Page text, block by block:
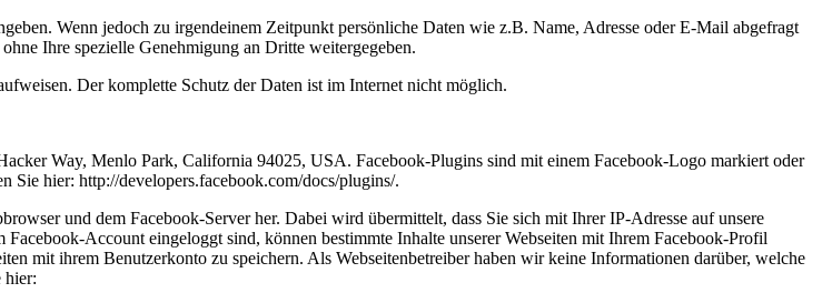
Wenn jedoch zu irgendeinem Zeitpunkt persönliche Daten wie z.B. Name, Adresse oder E-Mail abgefragt
Ihre spezielle Genehmigung an Dritte weitergegeben.
Der komplette Schutz der Daten ist im Internet nicht möglich.
Way, Menlo Park, California 94025, USA. Facebook-Plugins sind mit einem Facebook-Logo markiert oder
hier: http://developers.facebook.com/docs/plugins/.
und dem Facebook-Server her. Dabei wird übermittelt, dass Sie sich mit Ihrer IP-Adresse auf unsere
Account eingeloggt sind, können bestimmte Inhalte unserer Webseiten mit Ihrem Facebook-Profil
mit ihrem Benutzerkonto zu speichern. Als Webseitenbetreiber haben wir keine Informationen darüber, welche
hier: